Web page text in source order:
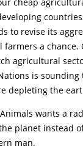
to revise its
farmers a
agricultural
is
depleting the
wants a
planet instead
man.